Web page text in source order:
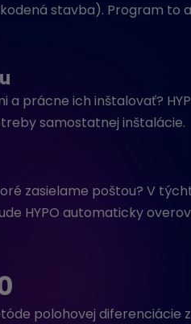
stavba). Program to
prácne ich inštalovať?
samostatnej inštalácie.
zasielame poštou? V
HYPO automaticky
polohovej diferenciácie